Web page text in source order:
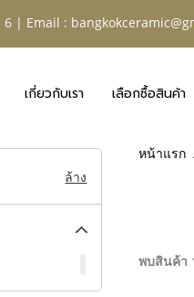
6 | Email :
เกี่ยวกับเรา เลือกซื้อสินค้า
หน้าแรก
พบสินค้า
ล้าง